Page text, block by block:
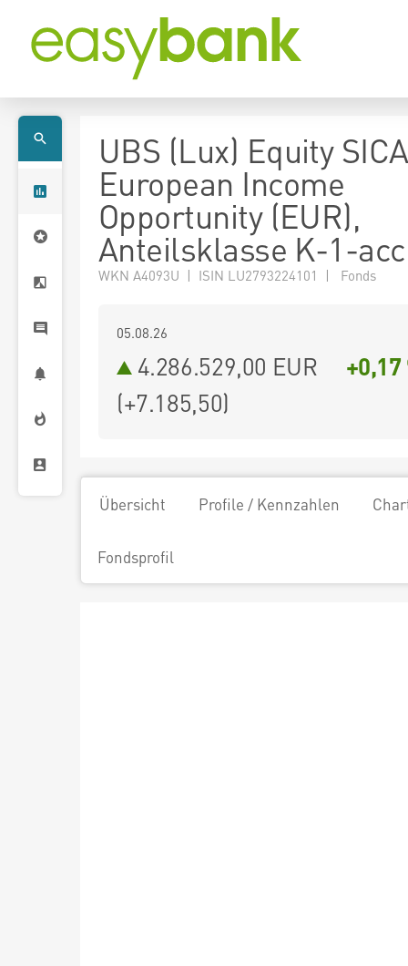
UBS (Lux) Equity
European Income
Opportunity (EUR),
Anteilsklasse K-1-
WKN A4093U | ISIN LU2793224101 | Fonds
05.08.26
4.286.529,00 EUR
+0,17
(+7.185,50)
Übersicht Profile / Kennzahlen
Fondsprofil